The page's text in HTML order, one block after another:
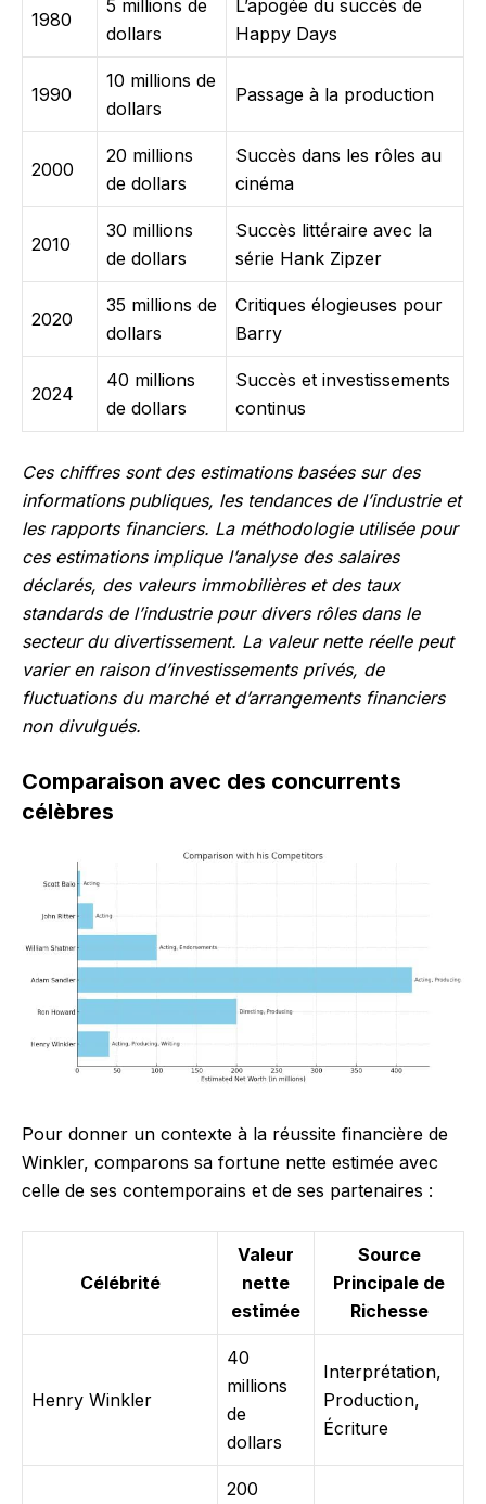
1980
5 millions de
dollars
L’apogée du succès de
Happy Days
1990
10 millions de
dollars
Passage à la production
2000
20 millions
de dollars
Succès dans les rôles au
cinéma
2010
30 millions
de dollars
Succès littéraire avec la
série Hank Zipzer
2020
35 millions de
dollars
Critiques élogieuses pour
Barry
2024
40 millions
de dollars
Succès et investissements
continus
Ces chiffres sont des estimations basées sur des
informations publiques, les tendances de l’industrie et
les rapports financiers. La méthodologie utilisée pour
ces estimations implique l’analyse des salaires
déclarés, des valeurs immobilières et des taux
standards de l’industrie pour divers rôles dans le
secteur du divertissement. La valeur nette réelle peut
varier en raison d’investissements privés, de
fluctuations du marché et d’arrangements financiers
non divulgués.
Comparaison avec des concurrents
célèbres
Pour donner un contexte à la réussite financière de
Winkler, comparons sa fortune nette estimée avec
celle de ses contemporains et de ses partenaires :
Célébrité
Valeur
nette
estimée
Source
Principale de
Richesse
Henry Winkler
40
millions
de
dollars
Interprétation,
Production,
Écriture
200